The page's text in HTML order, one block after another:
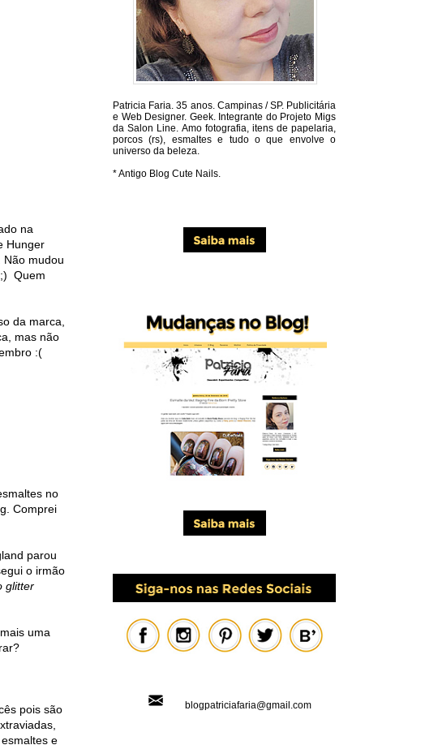
na
Hunger
Não mudou
Quem
da marca,
mas não
:(
no
Comprei
parou
o irmão
glitter
uma
pois são
e
Patricia Faria.35 anos. Campinas / SP. Publicitária
e Web Designer. Geek. Integrante do Projeto Migs
da Salon Line. Amo fotografia, itens de papelaria,
porcos (rs), esmaltes e tudo o que envolve o
universo da beleza.
* Antigo Blog Cute Nails.
blogpatriciafaria@gmail.com